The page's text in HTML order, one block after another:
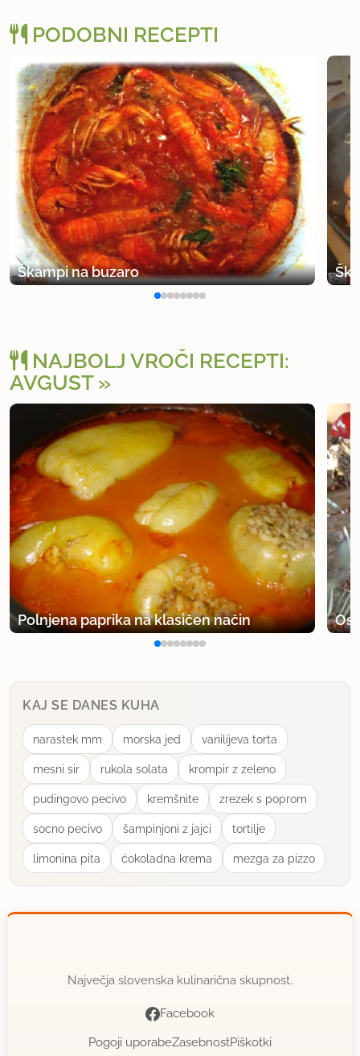
PODOBNI RECEPTI
Škampi na buzaro
NAJBOLJ VROČI RECEPTI:
AVGUST
Polnjena paprika na klasičen način
KAJ SE DANES KUHA
narastek mm morska jed vanilijeva torta
mesni sir rukola solata krompir z zeleno
pudingovo pecivo kremšnite zrezek s poprom
socno pecivo šampinjoni z jajci tortilje
limonina pita ćokoladna krema mezga za pizzo
Največja slovenska kulinarična skupnost.
Facebook
Pogoji uporabeZasebnostPiškotki